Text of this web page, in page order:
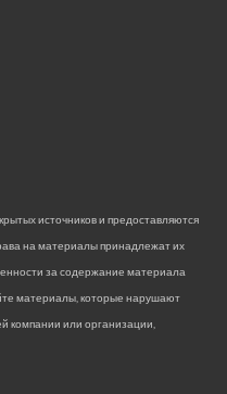
источников и предоставляются
на материалы принадлежат их
за содержание материала
материалы, которые нарушают
компании или организации,